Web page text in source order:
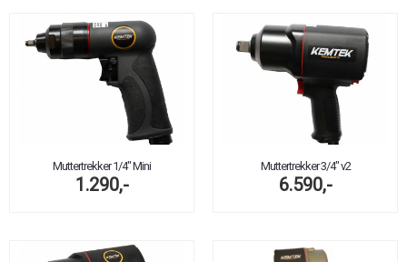
Muttertrekker 1/4" Mini
1.290,-
Muttertrekker 3/4" v2
6.590,-